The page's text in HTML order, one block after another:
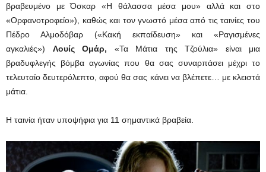
βραβευμένο με Όσκαρ «Η θάλασσα μέσα μου» αλλά και στο
«Ορφανοτροφείο»), καθώς και τον γνωστό μέσα από τις ταινίες του
Πέδρο Αλμοδόβαρ («Κακή εκπαίδευση» και «Ραγισμένες
αγκαλιές») Λουίς Ομάρ, «Τα Μάτια της Τζούλια» είναι μια
βραδυφλεγής βόμβα αγωνίας που θα σας συναρπάσει μέχρι το
τελευταίο δευτερόλεπτο, αφού θα σας κάνει να βλέπετε… με κλειστά
μάτια.
Η ταινία ήταν υποψήφια για 11 σημαντικά βραβεία.